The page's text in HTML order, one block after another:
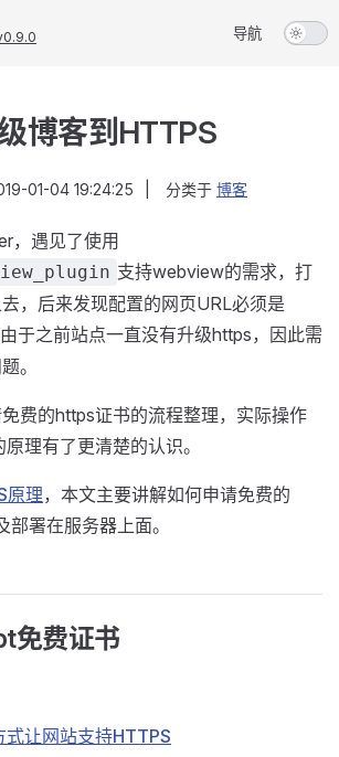
导航
博客到HTTPS
01-04 19:24:25 分类于 博客
，遇见了使用
支持webview的需求，打
，后来发现配置的网页URL必须是
于之前站点一直没有升级https，因此需
。
费的https证书的流程整理，实际操作
理有了更清楚的认识。
原理，本文主要讲解如何申请免费的
署在服务器上面。
免费证书
式让网站支持HTTPS